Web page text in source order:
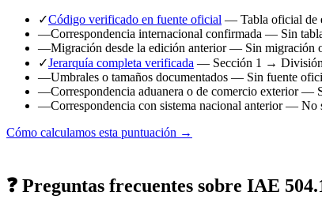
✓Código verificado en fuente oficial — Tabla oficial de
—Correspondencia internacional confirmada — Sin
—Migración desde la edición anterior— Sin migración
✓Jerarquía completa verificada — Sección 1 →
—Umbrales o tamaños documentados — Sin fuente
—Correspondencia aduanera o de comercio exterior—
—Correspondencia con sistema nacional anterior— No
Cómo calculamos esta puntuación →
❓ Preguntas frecuentes sobre IAE